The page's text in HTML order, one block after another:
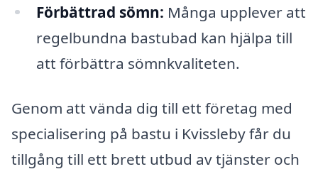
Förbättrad sömn: Många upplever att
regelbundna bastubad kan hjälpa till
att förbättra sömnkvaliteten.
Genom att vända dig till ett företag med
specialisering på bastu i Kvissleby får du
tillgång till ett brett utbud av tjänster och